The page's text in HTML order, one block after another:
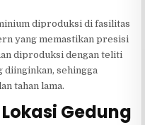
diproduksi di fasilitas
yang memastikan presisi
diproduksi dengan teliti
diinginkan, sehingga
tahan lama.
Gedung